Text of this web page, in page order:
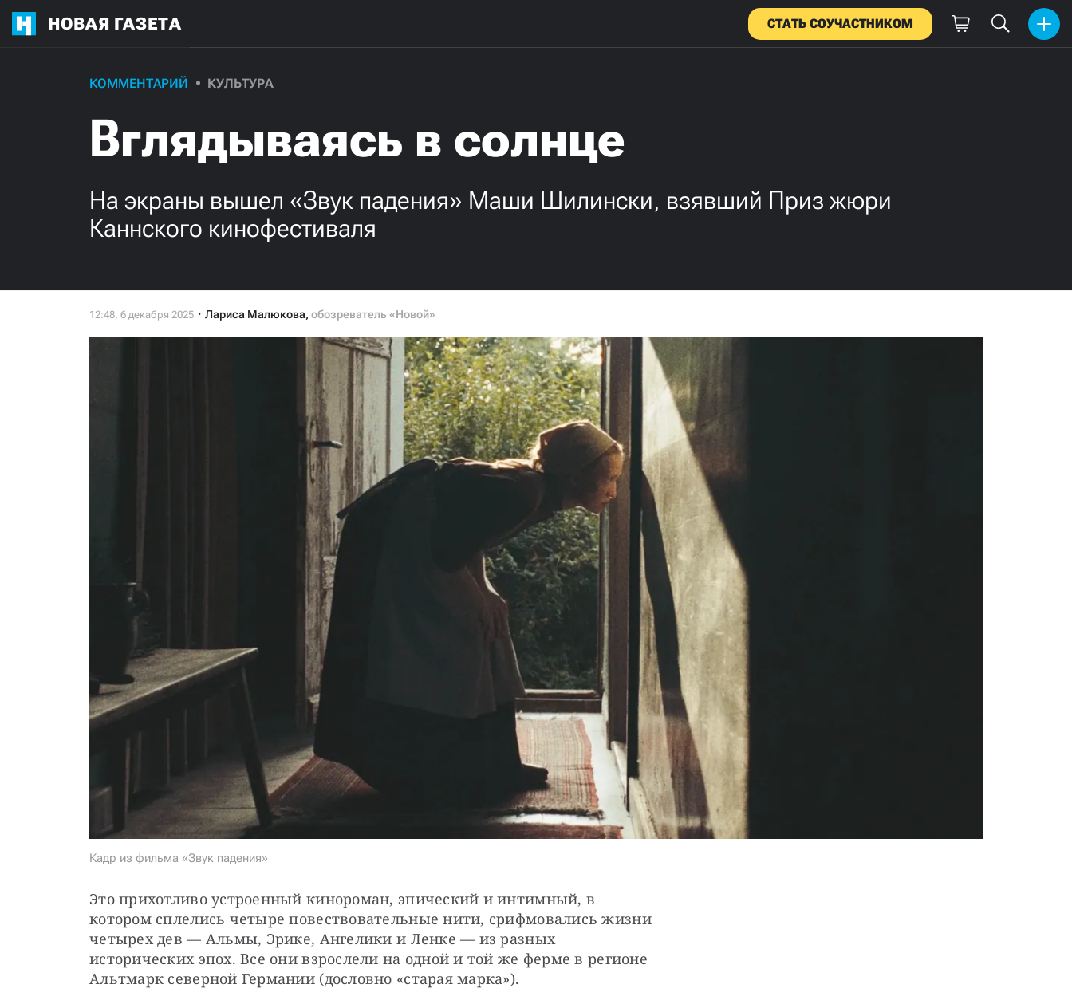
НОВАЯ ГАЗЕТА СТАТЬ СОУЧАСТНИКОМ
КОММЕНТАРИЙ КУЛЬТУРА
Вглядываясь в солнце
На экраны вышел «Звук падения» Маши Шилински, взявший Приз жюри
Каннского кинофестиваля
Лариса Малюкова, обозреватель «Новой»
Кадр из фильма «Звук падения»
Это прихотливо устроенный кинороман, эпический и интимный, в
котором сплелись четыре повествовательные нити, срифмовались жизни
четырех дев — Альмы, Эрике, Ангелики и Ленке — из разных
исторических эпох. Все они взрослели на одной и той же ферме в регионе
Альтмарк северной Германии (дословно «старая марка»).